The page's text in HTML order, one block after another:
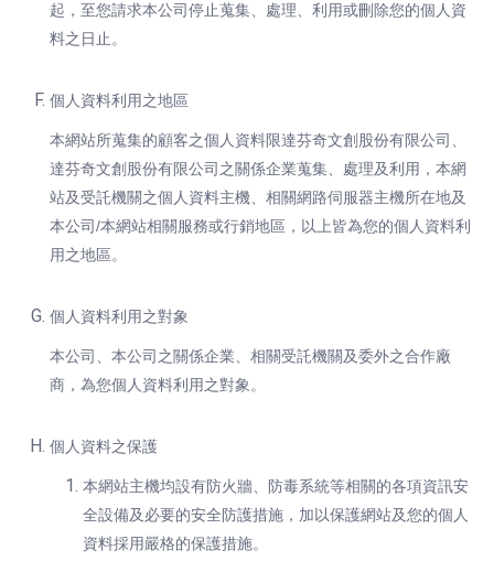
起，至您請求本公司停止蒐集、處理、利用或刪除您的個人資
料之日止。
個人資料利用之地區
本網站所蒐集的顧客之個人資料限達芬奇文創股份有限公司、
達芬奇文創股份有限公司之關係企業蒐集、處理及利用，本網
站及受託機關之個人資料主機、相關網路伺服器主機所在地及
本公司/本網站相關服務或行銷地區，以上皆為您的個人資料利
用之地區。
個人資料利用之對象
本公司、本公司之關係企業、相關受託機關及委外之合作廠
商，為您個人資料利用之對象。
個人資料之保護
本網站主機均設有防火牆、防毒系統等相關的各項資訊安
全設備及必要的安全防護措施，加以保護網站及您的個人
資料採用嚴格的保護措施。